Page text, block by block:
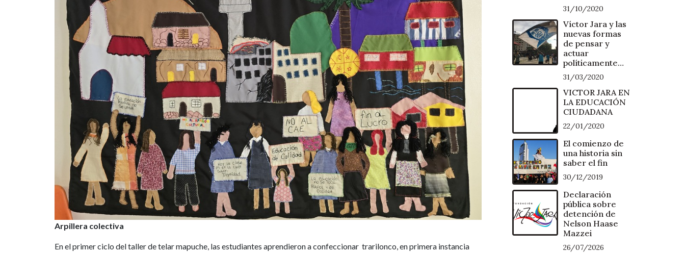
Arpillera colectiva
En el primer ciclo del taller de telar mapuche, las estudiantes aprendieron a confeccionar trarilonco, en primera instancia
31/10/2020
Víctor Jara y las
nuevas formas
de pensar y
actuar
políticamente…
31/03/2020
VICTOR JARA EN
LA EDUCACIÓN
CIUDADANA
22/01/2020
El comienzo de
una historia sin
saber el fin
30/12/2019
Declaración
pública sobre
detención de
Nelson Haase
Mazzei
26/07/2026